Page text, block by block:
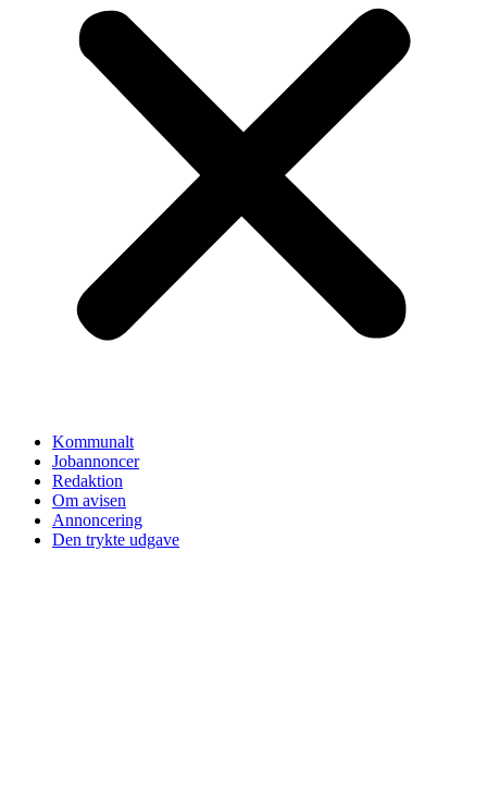
Kommunalt
Jobannoncer
Redaktion
Om avisen
Annoncering
Den trykte udgave